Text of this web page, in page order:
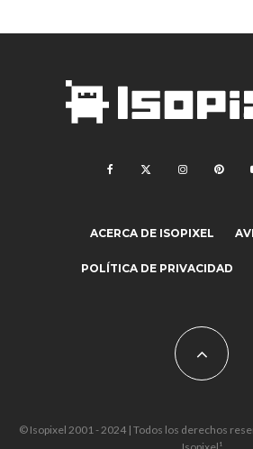
ACERCA DE ISOPIXEL
POLÍTICA DE PRIVACIDAD
© Isopixel 2001 - 2024 | Todos los derechos